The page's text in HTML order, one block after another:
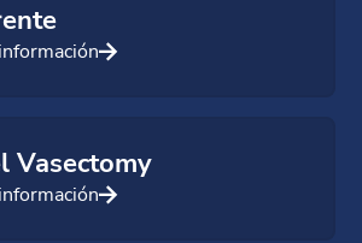
Vasectomy